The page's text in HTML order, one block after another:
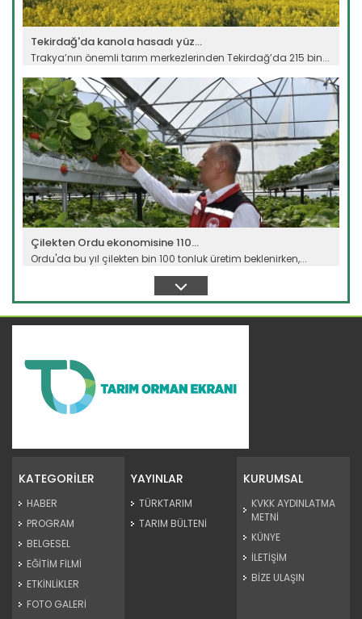
Tekirdağ'da kanola hasadı yüz...
Trakya’nın önemli tarım merkezlerinden Tekirdağ’da 215 bin...
Devamını Oku ->
Çilekten Ordu ekonomisine 110...
Ordu'da bu yıl çilekten bin 100 tonluk üretim beklenirken,...
Devamını Oku ->
KATEGORİLER
HABER
PROGRAM
BELGESEL
EĞİTİM FİLMİ
ETKİNLİKLER
FOTO GALERİ
YAYINLAR
TÜRKTARIM
TARIM BÜLTENİ
KURUMSAL
KVKK AYDINLATMA
METNİ
KÜNYE
İLETİŞİM
BİZE ULAŞIN